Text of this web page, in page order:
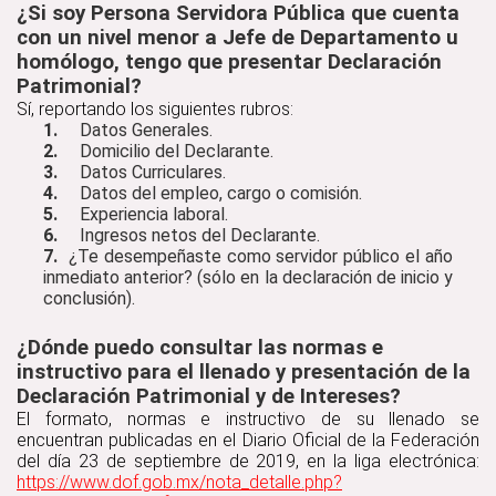
¿Si soy Persona Servidora Pública que cuenta
con un nivel menor a Jefe de Departamento u
homólogo, tengo que presentar Declaración
Patrimonial?
Sí, reportando los siguientes rubros:
1. Datos Generales.
2. Domicilio del Declarante.
3. Datos Curriculares.
4. Datos del empleo, cargo o comisión.
5. Experiencia laboral.
6. Ingresos netos del Declarante.
7. ¿Te desempeñaste como servidor público el año
inmediato anterior? (sólo en la declaración de inicio y
conclusión).
¿Dónde puedo consultar las normas e
instructivo para el llenado y presentación de la
Declaración Patrimonial y de Intereses?
El formato, normas e instructivo de su llenado se
encuentran publicadas en el Diario Oficial de la Federación
del día 23 de septiembre de 2019, en la liga electrónica:
https://www.dof.gob.mx/nota_detalle.php?